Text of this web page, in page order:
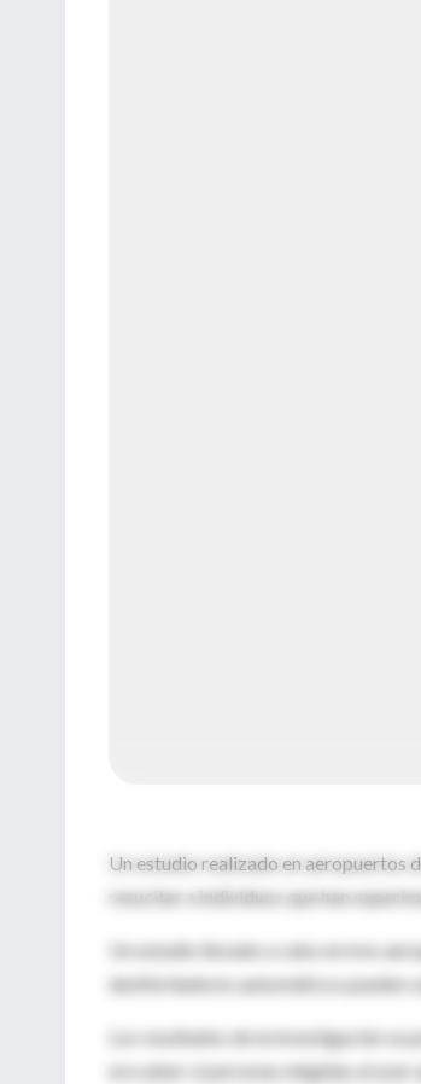
Un estudio realizado en aeropuertos
resucitar a individuos que han
Un estudio llevado a cabo en tres
desfibriladores automáticos pueden
Los resultados de la investigación
era saber si personas elegidas al